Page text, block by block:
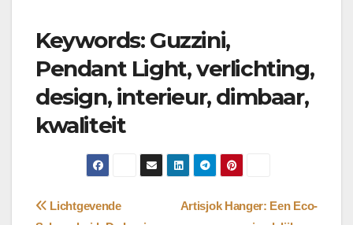
Keywords: Guzzini,
Pendant Light, verlichting,
design, interieur, dimbaar,
kwaliteit
Bericht
Artisjok Hanger: Een Eco-
Lichtgevende